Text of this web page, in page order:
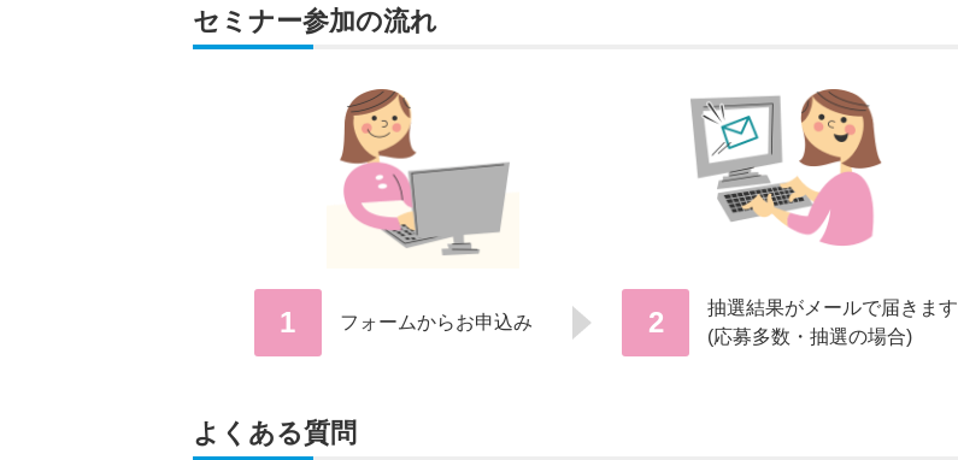
セミナー参加の流れ
1 フォームからお申込み 2
抽選結果がメールで届きます
(応募多数・抽選の場合)
よくある質問